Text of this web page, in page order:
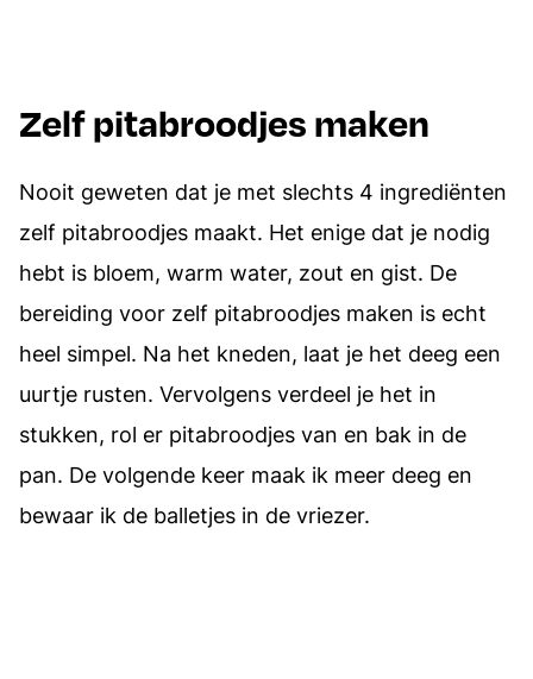
Zelf pitabroodjes maken
Nooit geweten dat je met slechts 4 ingrediënten
zelf pitabroodjes maakt. Het enige dat je nodig
hebt is bloem, warm water, zout en gist. De
bereiding voor zelf pitabroodjes maken is echt
heel simpel. Na het kneden, laat je het deeg een
uurtje rusten. Vervolgens verdeel je het in
stukken, rol er pitabroodjes van en bak in de
pan. De volgende keer maak ik meer deeg en
bewaar ik de balletjes in de vriezer.